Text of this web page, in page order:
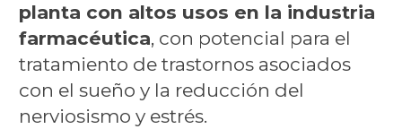
planta con altos usos en la industria
farmacéutica, con potencial para el
tratamiento de trastornos asociados
con el sueño y la reducción del
nerviosismo y estrés.